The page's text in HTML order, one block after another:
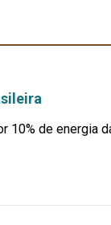
10% de energia